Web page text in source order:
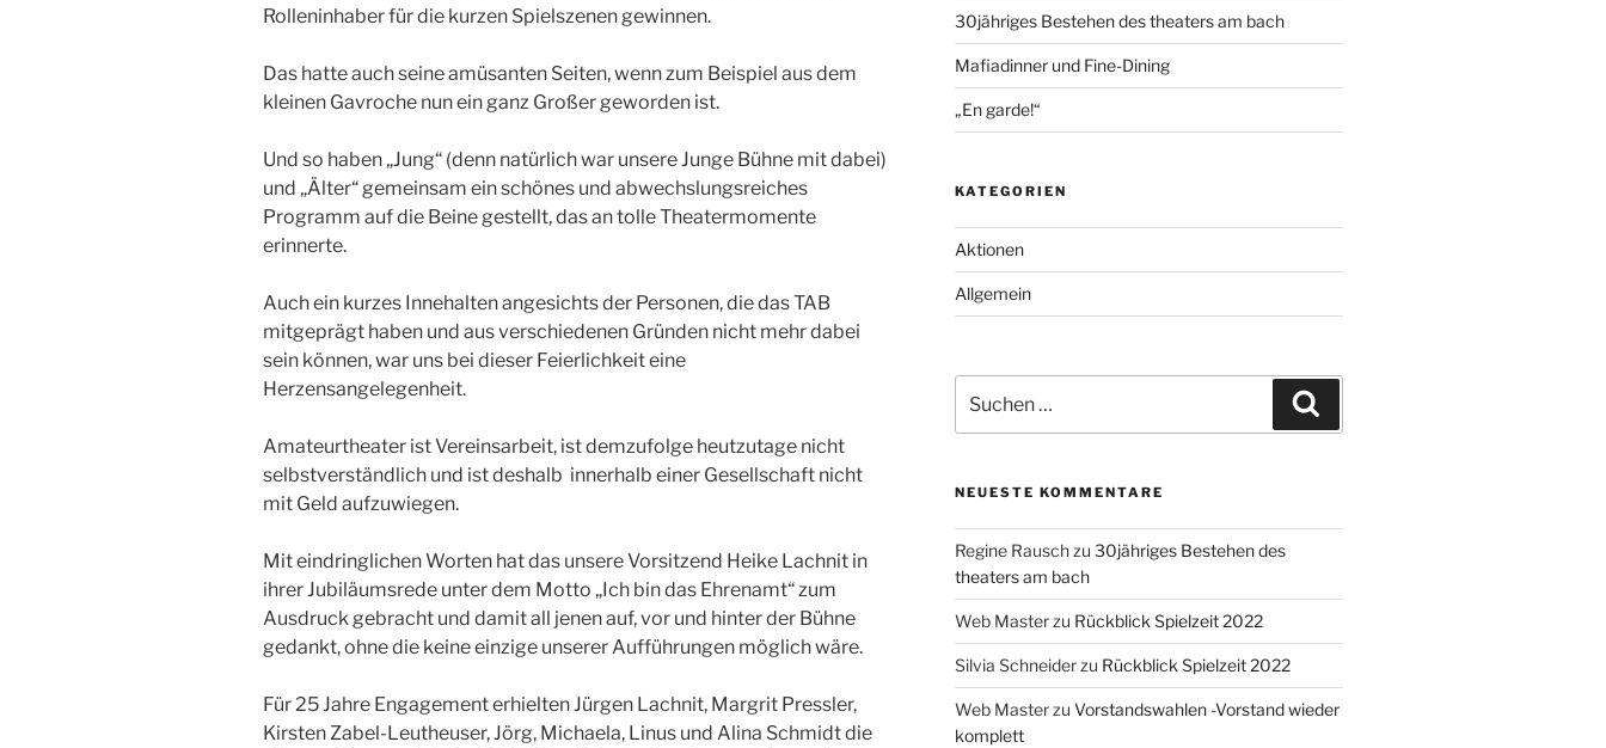
Rolleninhaber für die kurzen Spielszenen gewinnen.
Das hatte auch seine amüsanten Seiten, wenn zum Beispiel aus dem
kleinen Gavroche nun ein ganz Großer geworden ist.
Und so haben „Jung“ (denn natürlich war unsere Junge Bühne mit dabei)
und „Älter“ gemeinsam ein schönes und abwechslungsreiches
Programm auf die Beine gestellt, das an tolle Theatermomente
erinnerte.
Auch ein kurzes Innehalten angesichts der Personen, die das TAB
mitgeprägt haben und aus verschiedenen Gründen nicht mehr dabei
sein können, war uns bei dieser Feierlichkeit eine
Herzensangelegenheit.
Amateurtheater ist Vereinsarbeit, ist demzufolge heutzutage nicht
selbstverständlich und ist deshalb innerhalb einer Gesellschaft nicht
mit Geld aufzuwiegen.
Mit eindringlichen Worten hat das unsere Vorsitzend Heike Lachnit in
ihrer Jubiläumsrede unter dem Motto „Ich bin das Ehrenamt“ zum
Ausdruck gebracht und damit all jenen auf, vor und hinter der Bühne
gedankt, ohne die keine einzige unserer Aufführungen möglich wäre.
Für 25 Jahre Engagement erhielten Jürgen Lachnit, Margrit Pressler,
Kirsten Zabel-Leutheuser, Jörg, Michaela, Linus und Alina Schmidt die
30jähriges Bestehen des theaters am bach
Mafiadinner und Fine-Dining
„En garde!“
KATEGORIEN
Aktionen
Allgemein
nach:
NEUESTE KOMMENTARE
Regine Rauschzu 30jähriges Bestehen des
theaters am bach
Web Masterzu Rückblick Spielzeit 2022
Silvia Schneiderzu Rückblick Spielzeit 2022
Web Masterzu Vorstandswahlen -Vorstand wieder
komplett